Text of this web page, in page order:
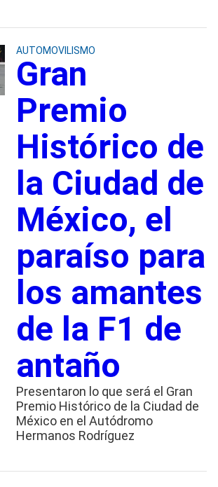
AUTOMOVILISMO
Gran
Premio
Histórico de
la Ciudad de
México, el
paraíso para
los amantes
de la F1 de
antaño
Presentaron lo que será el Gran
Premio Histórico de la Ciudad de
México en el Autódromo
Hermanos Rodríguez